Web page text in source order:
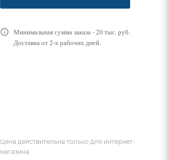
Минимальная сумма заказа - 20 тыс. руб.
Доставка от 2-х рабочих дней.
Цена действительна только для интернет-
магазина.